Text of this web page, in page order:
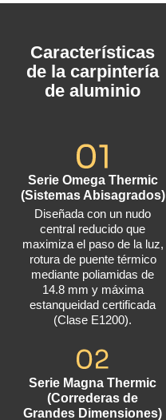
Características
de la carpintería
de aluminio
Serie Omega Thermic
(Sistemas Abisagrados)
Diseñada con un nudo
central reducido que
maximiza el paso de la luz,
rotura de puente térmico
mediante poliamidas de
14.8 mm y máxima
estanqueidad certificada
(Clase E1200).
Serie Magna Thermic
(Correderas de
Grandes Dimensiones)